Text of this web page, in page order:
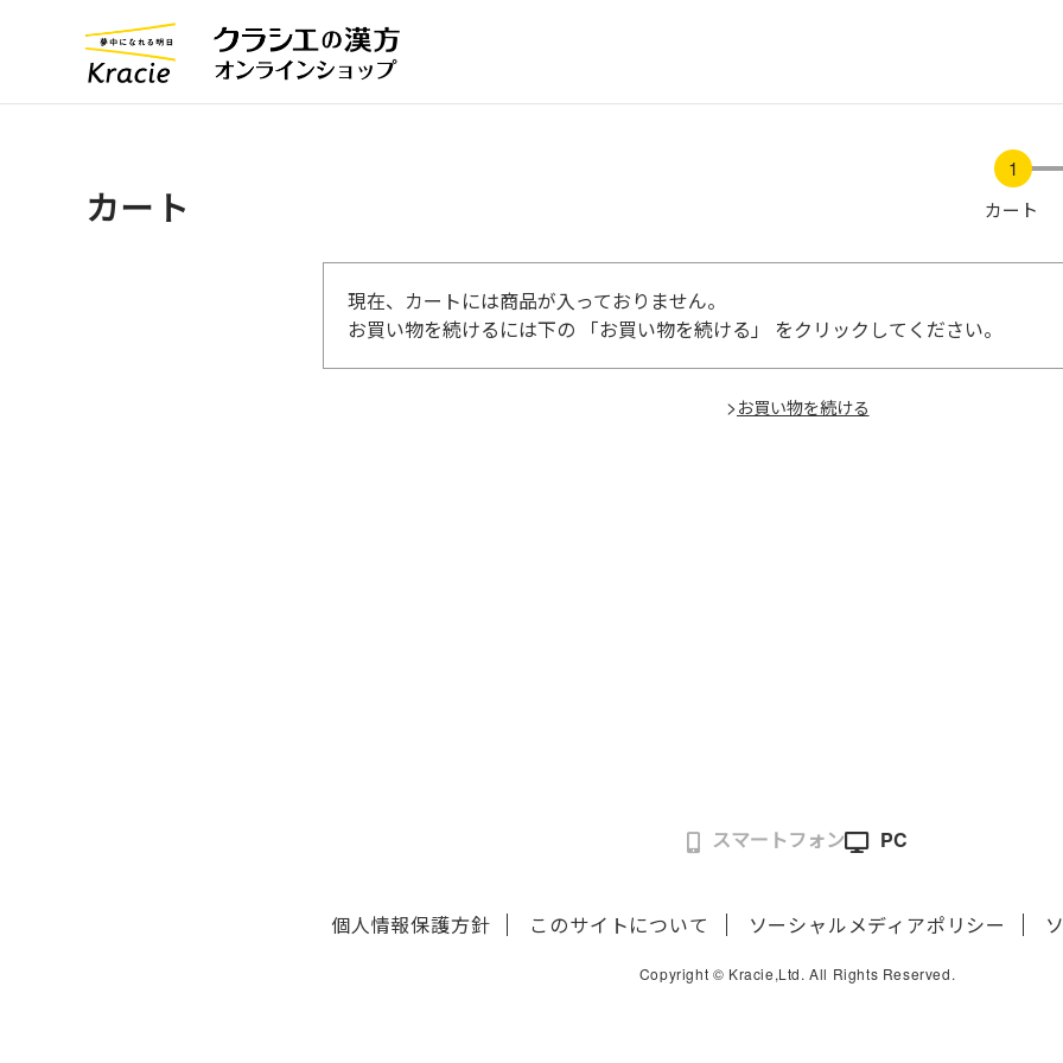
カート カート
現在、カートには商品が入っておりません。
お買い物を続けるには下の 「お買い物を続ける」 をクリックしてください。
>
スマートフォン PC
個人情報保護方針 このサイトについて ソーシャルメディアポリシー
Copyright © Kracie,Ltd. All Rights Reserved.